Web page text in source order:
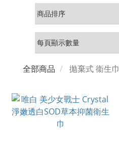
全部商品 拋棄式 衞生巾